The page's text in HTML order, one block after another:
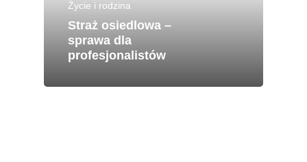
Życie i rodzina
Straż osiedlowa –
sprawa dla
profesjonalistów